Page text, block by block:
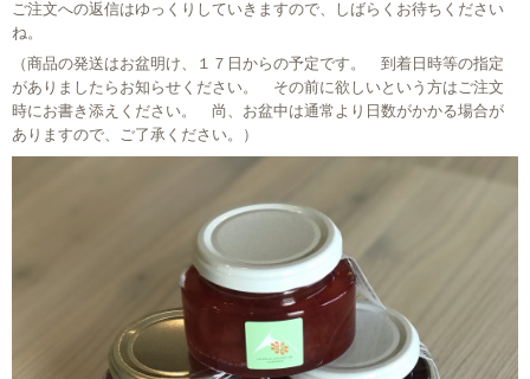
ご注文への返信はゆっくりしていきますので、しばらくお待ちください
ね。
（商品の発送はお盆明け、１７日からの予定です。 到着日時等の指定
がありましたらお知らせください。 その前に欲しいという方はご注文
時にお書き添えください。 尚、お盆中は通常より日数がかかる場合が
ありますので、ご了承ください。）